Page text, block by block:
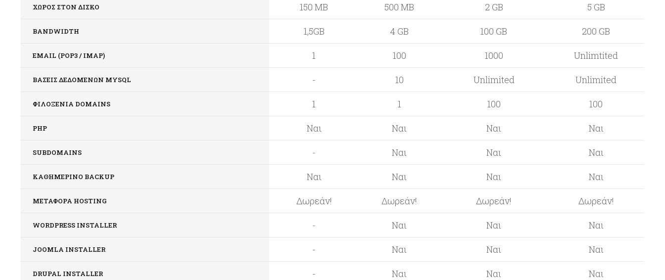
ΧΏΡΟΣ ΣΤΟΝ ΔΊΣΚΟ 150 MB 500 MB 2 GB 5 GB
BANDWIDTH 1,5GB 4 GB 100 GB 200 GB
EMAIL (POP3 / IMAP) 1 100 1000 Unlimtited
ΒΆΣΕΙΣ ΔΕΔΟΜΈΝΩΝ MYSQL - 10 Unlimited Unlimited
ΦΙΛΟΞΕΝΊΑ DOMAINS 1 1 100 100
PHP Ναι Ναι Ναι Ναι
SUBDOMAINS - Ναι Ναι Ναι
ΚΑΘΗΜΕΡΙΝΌ BACKUP Ναι Ναι Ναι Ναι
ΜΕΤΑΦΟΡΆ HOSTING Δωρεάν! Δωρεάν! Δωρεάν! Δωρεάν!
WORDPRESS INSTALLER - Ναι Ναι Ναι
JOOMLA INSTALLER - Ναι Ναι Ναι
DRUPAL INSTALLER - Ναι Ναι Ναι